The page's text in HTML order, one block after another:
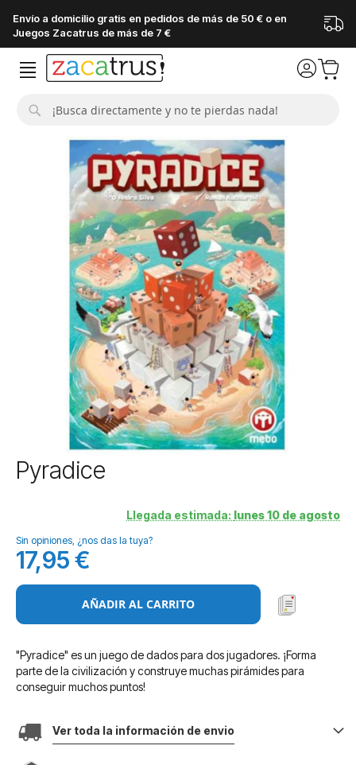
Envío a domicilio gratis en pedidos de más de 50 € o en
Juegos Zacatrus de más de 7 €
Saltar
al
galería
de
imágenes
Pyradice
Llegada estimada: lunes 10 de agosto
Sin opiniones, ¿nos das la tuya?
17,95 €
AÑADIR AL CARRITO
"Pyradice" es un juego de dados para dos jugadores. ¡Forma
parte de la civilización y construye muchas pirámides para
conseguir muchos puntos!
Ver toda la información de envio